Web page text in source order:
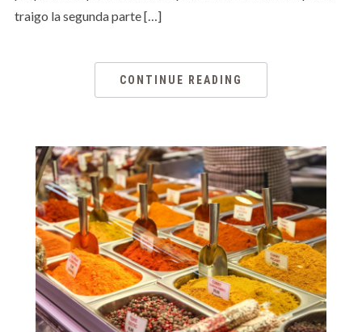
traigo la segunda parte […]
CONTINUE READING